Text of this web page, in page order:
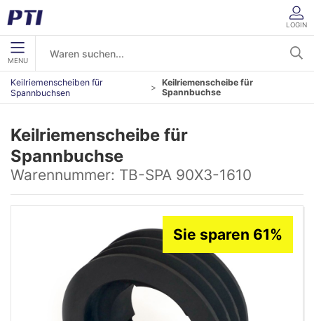
LOGIN
MENU
Keilriemenscheiben für
Spannbuchsen
Keilriemenscheibe für
Spannbuchse
Keilriemenscheibe für
Spannbuchse
Warennummer: TB-SPA 90X3-1610
Sie sparen 61%